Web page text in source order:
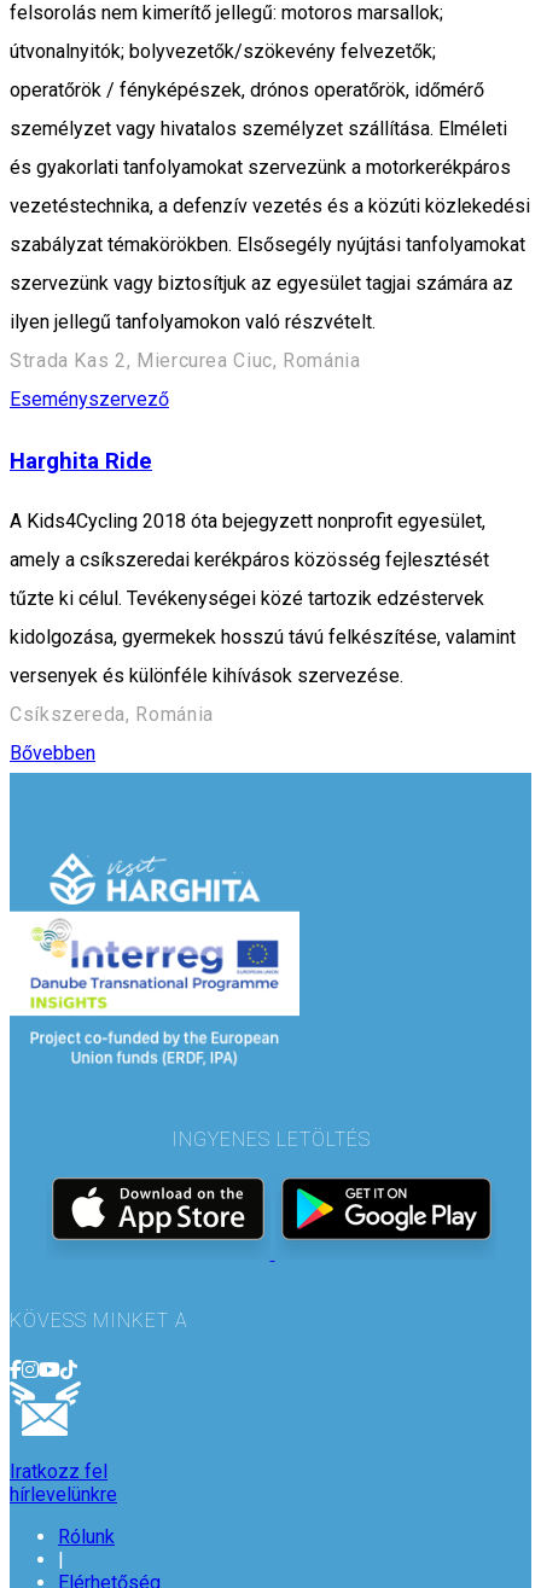
felsorolás nem kimerítő jellegű: motoros marsallok;
útvonalnyitók; bolyvezetők/szökevény felvezetők;
operatőrök / fényképészek, drónos operatőrök, időmérő
személyzet vagy hivatalos személyzet szállítása. Elméleti
és gyakorlati tanfolyamokat szervezünk a motorkerékpáros
vezetéstechnika, a defenzív vezetés és a közúti közlekedési
szabályzat témakörökben. Elsősegély nyújtási tanfolyamokat
szervezünk vagy biztosítjuk az egyesület tagjai számára az
ilyen jellegű tanfolyamokon való részvételt.
Strada Kas 2, Miercurea Ciuc, Románia
Eseményszervező
Harghita Ride
A Kids4Cycling 2018 óta bejegyzett nonprofit egyesület,
amely a csíkszeredai kerékpáros közösség fejlesztését
tűzte ki célul. Tevékenységei közé tartozik edzéstervek
kidolgozása, gyermekek hosszú távú felkészítése, valamint
versenyek és különféle kihívások szervezése.
Csíkszereda, Románia
Bővebben
INGYENES LETÖLTÉS
KÖVESS MINKET A
Iratkozz fel
hírlevelünkre
Rólunk
|
Elérhetőség